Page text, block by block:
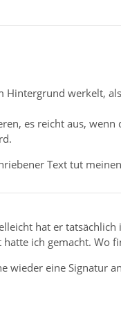
Hintergrund werkelt,
es reicht aus,
Text tut
hat er
ich gemacht. Wo
wieder eine Signatur